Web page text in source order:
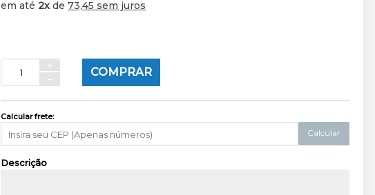
em até 2x de 73,45 sem juros
+
-
COMPRAR
Calcular frete:
Calcular
Descrição